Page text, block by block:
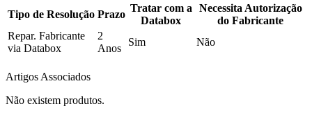
Tipo de Resolução Prazo
Tratar com a
Databox
Necessita Autorização
do Fabricante
Repar. Fabricante
via Databox
2
Anos
Sim Não
Artigos Associados
Não existem produtos.